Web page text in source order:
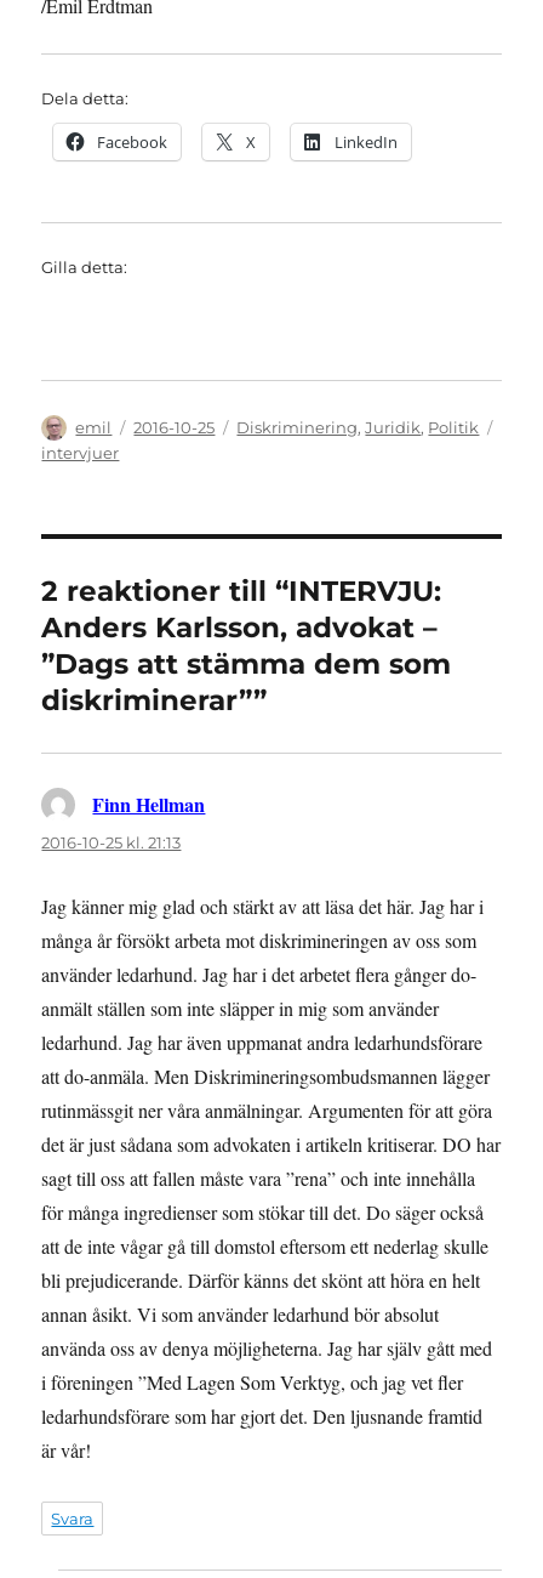
/Emil Erdtman
Dela detta:
Facebook X LinkedIn
Gilla detta:
Författare
emil
Publicerat
2016-10-25 Kategorier
Diskriminering,Juridik, Politik
intervjuer
2 reaktioner till “INTERVJU:
Anders Karlsson, advokat –
”Dags att stämma dem som
diskriminerar””
Finn Hellman
2016-10-25 kl. 21:13
Jag känner mig glad och stärkt av att läsa det här. Jag har i
många år försökt arbeta mot diskrimineringen av oss som
använder ledarhund. Jag har i det arbetet flera gånger do-
anmält ställen som inte släpper in mig som använder
ledarhund. Jag har även uppmanat andra ledarhundsförare
att do-anmäla. Men Diskrimineringsombudsmannen lägger
rutinmässgit ner våra anmälningar. Argumenten för att göra
det är just sådana som advokaten i artikeln kritiserar. DO har
sagt till oss att fallen måste vara ”rena” och inte innehålla
för många ingredienser som stökar till det. Do säger också
att de inte vågar gå till domstol eftersom ett nederlag skulle
bli prejudicerande. Därför känns det skönt att höra en helt
annan åsikt. Vi som använder ledarhund bör absolut
använda oss av denya möjligheterna. Jag har själv gått med
i föreningen ”Med Lagen Som Verktyg, och jag vet fler
ledarhundsförare som har gjort det. Den ljusnande framtid
är vår!
Svara